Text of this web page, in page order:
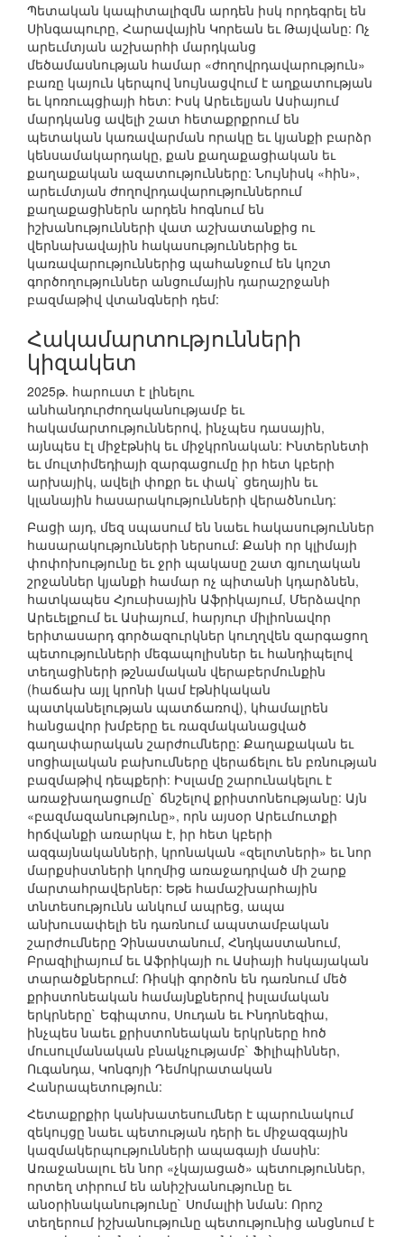
Պետական կապիտալիզմն արդեն իսկ որդեգրել են
Սինգապուրը, Հարավային Կորեան եւ Թայվանը: Ոչ
արեւմտյան աշխարհի մարդկանց
մեծամասնության համար «ժողովրդավարություն»
բառը կայուն կերպով նույնացվում է աղքատության
եւ կոռուպցիայի հետ: Իսկ Արեւելյան Ասիայում
մարդկանց ավելի շատ հետաքրքրում են
պետական կառավարման որակը եւ կյանքի բարձր
կենսամակարդակը, քան քաղաքացիական եւ
քաղաքական ազատությունները: Նույնիսկ «հին»,
արեւմտյան ժողովրդավարություններում
քաղաքացիներն արդեն հոգնում են
իշխանությունների վատ աշխատանքից ու
վերնախավային հակասություններից եւ
կառավարություններից պահանջում են կոշտ
գործողություններ անցումային դարաշրջանի
բազմաթիվ վտանգների դեմ:
Հակամարտությունների
կիզակետ
2025թ. հարուստ է լինելու
անհանդուրժողականությամբ եւ
հակամարտություններով, ինչպես դասային,
այնպես էլ միջէթնիկ եւ միջկրոնական: Ինտերնետի
եւ մուլտիմեդիայի զարգացումը իր հետ կբերի
արխայիկ, ավելի փոքր եւ փակ` ցեղային եւ
կլանային հասարակությունների վերածնունդ:
Բացի այդ, մեզ սպասում են նաեւ հակասություններ
հասարակությունների ներսում: Քանի որ կլիմայի
փոփոխությունը եւ ջրի պակասը շատ գյուղական
շրջաններ կյանքի համար ոչ պիտանի կդարձնեն,
հատկապես Հյուսիսային Աֆրիկայում, Մերձավոր
Արեւելքում եւ Ասիայում, հարյուր միլիոնավոր
երիտասարդ գործազուրկներ կուղղվեն զարգացող
պետությունների մեգապոլիսներ եւ հանդիպելով
տեղացիների թշնամական վերաբերմունքին
(հաճախ այլ կրոնի կամ էթնիկական
պատկանելության պատճառով), կհամալրեն
հանցավոր խմբերը եւ ռազմականացված
գաղափարական շարժումները: Քաղաքական եւ
սոցիալական բախումները վերաճելու են բռնության
բազմաթիվ դեպքերի: Իսլամը շարունակելու է
առաջխաղացումը` ճնշելով քրիստոնեությանը: Այն
«բազմազանությունը», որն այսօր Արեւմուտքի
հրճվանքի առարկա է, իր հետ կբերի
ազգայնականների, կրոնական «զելոտների» եւ նոր
մարքսիստների կողմից առաջադրված մի շարք
մարտահրավերներ: Եթե համաշխարհային
տնտեսությունն անկում ապրեց, ապա
անխուսափելի են դառնում ապստամբական
շարժումները Չինաստանում, Հնդկաստանում,
Բրազիլիայում եւ Աֆրիկայի ու Ասիայի հսկայական
տարածքներում: Ռիսկի գործոն են դառնում մեծ
քրիստոնեական համայնքներով իսլամական
երկրները` Եգիպտոս, Սուդան եւ Ինդոնեզիա,
ինչպես նաեւ քրիստոնեական երկրները հոծ
մուսուլմանական բնակչությամբ` Ֆիլիպիններ,
Ուգանդա, Կոնգոյի Դեմոկրատական
Հանրապետություն:
Հետաքրքիր կանխատեսումներ է պարունակում
զեկույցը նաեւ պետության դերի եւ միջազգային
կազմակերպությունների ապագայի մասին:
Առաջանալու են նոր «չկայացած» պետություններ,
որտեղ տիրում են անիշխանությունը եւ
անօրինականությունը` Սոմալիի նման: Որոշ
տեղերում իշխանությունը պետությունից անցնում է